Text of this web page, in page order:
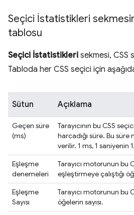
Seçici İstatistikleri
tablosu
Seçici İstatistikleri sekmesi, CSS
Tabloda her CSS seçici için
Sütun Açıklama
Geçen süre
(ms)
Tarayıcının bu CSS
harcadığı süre. Bu
verilir. 1 ms, 1 saniyenin
Eşleşme
denemeleri
Tarayıcı motorunun bu
eşleştirmeye çalıştığı
Eşleşme
Sayısı
Tarayıcı motorunun bu
öğelerin sayısı.